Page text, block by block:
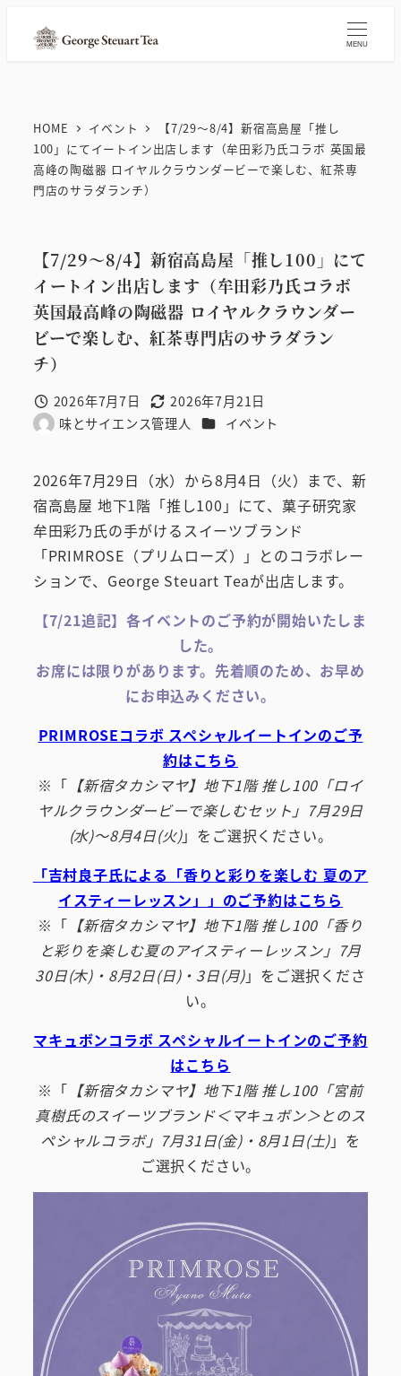
MENU
HOME イベント
【7/29～8/4】新宿高島屋「推し
100」にてイートイン出店します（牟田彩乃氏コラボ 英国最
高峰の陶磁器 ロイヤルクラウンダービーで楽しむ、紅茶専
門店のサラダランチ）
【7/29～8/4】新宿高島屋「推し100」にて
イートイン出店します（牟田彩乃氏コラボ
英国最高峰の陶磁器 ロイヤルクラウンダー
ビーで楽しむ、紅茶専門店のサラダラン
チ）
投稿日
2026年7月7日
更新日
2026年7月21日
著
味とサイエンス管理人 カテゴリー
イベント
2026年7月29日（水）から8月4日（火）まで、新
宿高島屋 地下1階「推し100」にて、菓子研究家
牟田彩乃氏の手がけるスイーツブランド
「PRIMROSE（プリムローズ）」とのコラボレー
ションで、George Steuart Teaが出店します。
【7/21追記】各イベントのご予約が開始いたしま
した。
お席には限りがあります。先着順のため、お早め
にお申込みください。
PRIMROSEコラボ スペシャルイートインのご予
約はこちら
※「 【新宿タカシマヤ】地下1階 推し100「ロイ
ヤルクラウンダービーで楽しむセット」7月29日
(水)～8月4日(火)」をご選択ください。
「吉村良子氏による「香りと彩りを楽しむ 夏のア
イスティーレッスン」」のご予約はこちら
※「 【新宿タカシマヤ】地下1階 推し100「香り
と彩りを楽しむ夏のアイスティーレッスン」7月
30日(木)・8月2日(日)・3日(月)」をご選択くださ
い。
マキュボンコラボ スペシャルイートインのご予約
はこちら
※「 【新宿タカシマヤ】地下1階 推し100「宮前
真樹氏のスイーツブランド＜マキュボン＞とのス
ペシャルコラボ」7月31日(金)・8月1日(土)」を
ご選択ください。